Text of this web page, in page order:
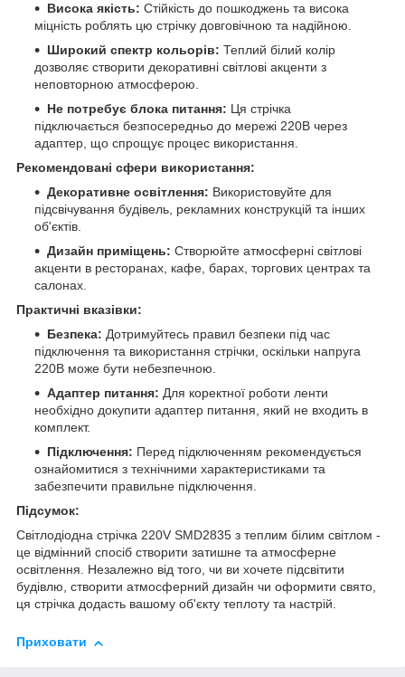
Висока якість: Стійкість до пошкоджень та висока
міцність роблять цю стрічку довговічною та надійною.
Широкий спектр кольорів: Теплий білий колір
дозволяє створити декоративні світлові акценти з
неповторною атмосферою.
Не потребує блока питання: Ця стрічка
підключається безпосередньо до мережі 220В через
адаптер, що спрощує процес використання.
Рекомендовані сфери використання:
Декоративне освітлення: Використовуйте для
підсвічування будівель, рекламних конструкцій та інших
об'єктів.
Дизайн приміщень: Створюйте атмосферні світлові
акценти в ресторанах, кафе, барах, торгових центрах та
салонах.
Практичні вказівки:
Безпека: Дотримуйтесь правил безпеки під час
підключення та використання стрічки, оскільки напруга
220В може бути небезпечною.
Адаптер питання: Для коректної роботи ленти
необхідно докупити адаптер питання, який не входить в
комплект.
Підключення: Перед підключенням рекомендується
ознайомитися з технічними характеристиками та
забезпечити правильне підключення.
Підсумок:
Світлодіодна стрічка 220V SMD2835 з теплим білим світлом -
це відмінний спосіб створити затишне та атмосферне
освітлення. Незалежно від того, чи ви хочете підсвітити
будівлю, створити атмосферний дизайн чи оформити свято,
ця стрічка додасть вашому об'єкту теплоту та настрій.
Приховати